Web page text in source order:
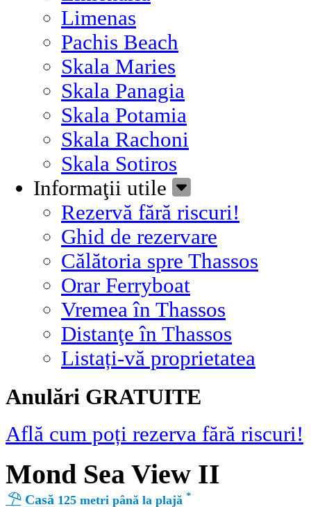
Limenas
Pachis Beach
Skala Maries
Skala Panagia
Skala Potamia
Skala Rachoni
Skala Sotiros
Informaţii utile
Rezervă fără riscuri!
Ghid de rezervare
Călătoria spre Thassos
Orar Ferryboat
Vremea în Thassos
Distanţe în Thassos
Listați-vă proprietatea
Αnulări GRATUITE
Află cum poți rezerva fără riscuri!
Mond Sea View II
Casă 125 metri până la plajă *